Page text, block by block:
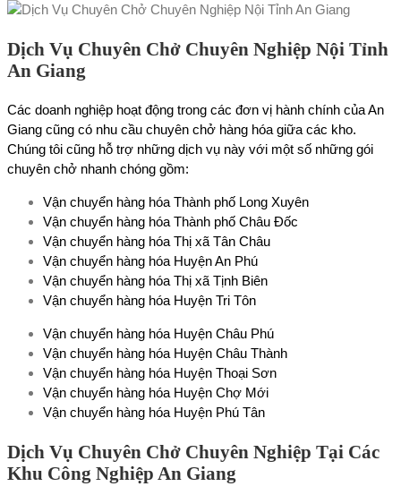
Dịch Vụ Chuyên Chở Chuyên Nghiệp Nội Tỉnh
An Giang
Các doanh nghiệp hoạt động trong các đơn vị hành chính của An
Giang cũng có nhu cầu chuyên chở hàng hóa giữa các kho.
Chúng tôi cũng hỗ trợ những dịch vụ này với một số những gói
chuyên chở nhanh chóng gồm:
Vận chuyển hàng hóa Thành phố Long Xuyên
Vận chuyển hàng hóa Thành phố Châu Đốc
Vận chuyển hàng hóa Thị xã Tân Châu
Vận chuyển hàng hóa Huyện An Phú
Vận chuyển hàng hóa Thị xã Tịnh Biên
Vận chuyển hàng hóa Huyện Tri Tôn
Vận chuyển hàng hóa Huyện Châu Phú
Vận chuyển hàng hóa Huyện Châu Thành
Vận chuyển hàng hóa Huyện Thoại Sơn
Vận chuyển hàng hóa Huyện Chợ Mới
Vận chuyển hàng hóa Huyện Phú Tân
Dịch Vụ Chuyên Chở Chuyên Nghiệp Tại Các
Khu Công Nghiệp An Giang